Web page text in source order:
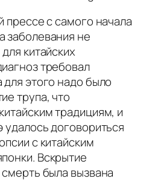
прессе с самого начала
заболевания не
китайских
требовал
этого надо было
трупа, что
традициям, и
удалось договориться
с китайским
Вскрытие
была вызвана